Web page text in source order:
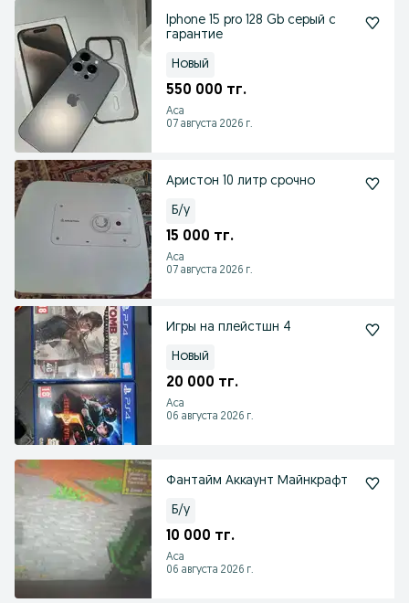
Iphone 15 pro 128 Gb серый с
гарантие
Новый
550 000 тг.
Аса
07 августа 2026 г.
Аристон 10 литр срочно
Б/у
15 000 тг.
Аса
07 августа 2026 г.
Игры на плейстшн 4
Новый
20 000 тг.
Аса
06 августа 2026 г.
Фантайм Аккаунт Майнкрафт
Б/у
10 000 тг.
Аса
06 августа 2026 г.